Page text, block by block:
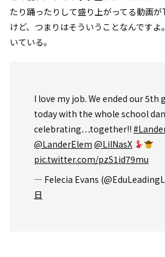
たり踊ったりして盛り上がってる動画
けど、つまりはそういうことなんです
いている。
I love my job. We ended our
today with the whole school
celebrating…together!!
@LanderElem @LilNasX
pic.twitter.com/pzS1id79mu
— Felecia Evans
日